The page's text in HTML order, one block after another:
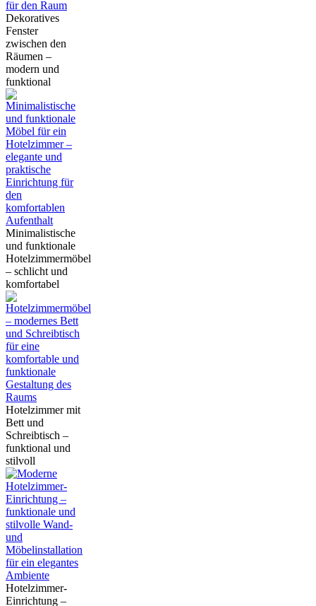
Dekoratives
Fenster
zwischen den
Räumen –
modern und
funktional
Minimalistische
und funktionale
Hotelzimmermöbel
– schlicht und
komfortabel
Hotelzimmer mit
Bett und
Schreibtisch –
funktional und
stilvoll
Hotelzimmer-
Einrichtung –